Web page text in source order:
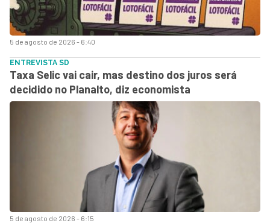
5 de agosto de 2026 - 6:40
5 de agosto de 2026 - 6:15
ENTREVISTA SD
Taxa Selic vai cair, mas destino dos juros será
decidido no Planalto, diz economista